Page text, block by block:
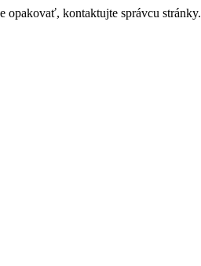
opakovať, kontaktujte správcu stránky.